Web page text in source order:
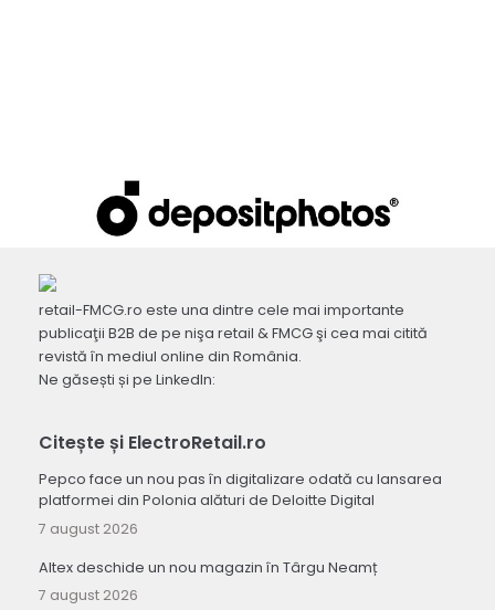
retail-FMCG.ro este una dintre cele mai importante
publicaţii B2B de pe nişa retail & FMCG şi cea mai citită
revistă în mediul online din România.
Ne găsești și pe LinkedIn:
Citește și ElectroRetail.ro
Pepco face un nou pas în digitalizare odată cu lansarea
platformei din Polonia alături de Deloitte Digital
7 august 2026
Altex deschide un nou magazin în Târgu Neamț
7 august 2026